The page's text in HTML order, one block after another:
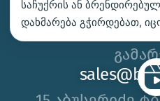
ᲩᲕᲔᲜ
საჩუქრის ან
დახმარება გჭირდებათ,